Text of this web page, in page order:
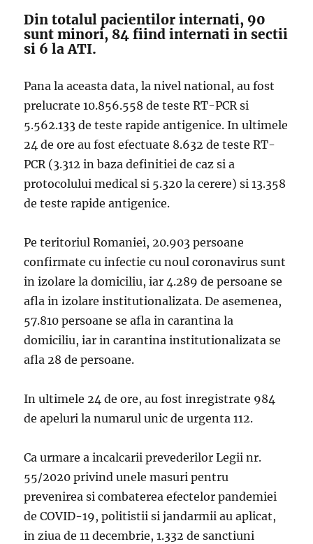
Din totalul pacientilor internati, 90
sunt minori, 84 fiind internati in sectii
si 6 la ATI.
Pana la aceasta data, la nivel national, au fost
prelucrate 10.856.558 de teste RT-PCR si
5.562.133 de teste rapide antigenice. In ultimele
24 de ore au fost efectuate 8.632 de teste RT-
PCR (3.312 in baza definitiei de caz si a
protocolului medical si 5.320 la cerere) si 13.358
de teste rapide antigenice.
Pe teritoriul Romaniei, 20.903 persoane
confirmate cu infectie cu noul coronavirus sunt
in izolare la domiciliu, iar 4.289 de persoane se
afla in izolare institutionalizata. De asemenea,
57.810 persoane se afla in carantina la
domiciliu, iar in carantina institutionalizata se
afla 28 de persoane.
In ultimele 24 de ore, au fost inregistrate 984
de apeluri la numarul unic de urgenta 112.
Ca urmare a incalcarii prevederilor Legii nr.
55/2020 privind unele masuri pentru
prevenirea si combaterea efectelor pandemiei
de COVID-19, politistii si jandarmii au aplicat,
in ziua de 11 decembrie, 1.332 de sanctiuni